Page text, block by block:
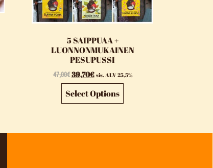
5 SAIPPUAA +
LUONNONMUKAINEN
PESUPUSSI
47,00€39,70€ sis. ALV 25,5%
Select Options